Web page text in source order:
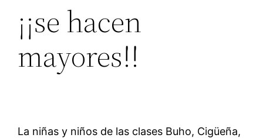
¡¡se hacen
mayores!!
La niñas y niños de las clases Buho, Cigüeña,